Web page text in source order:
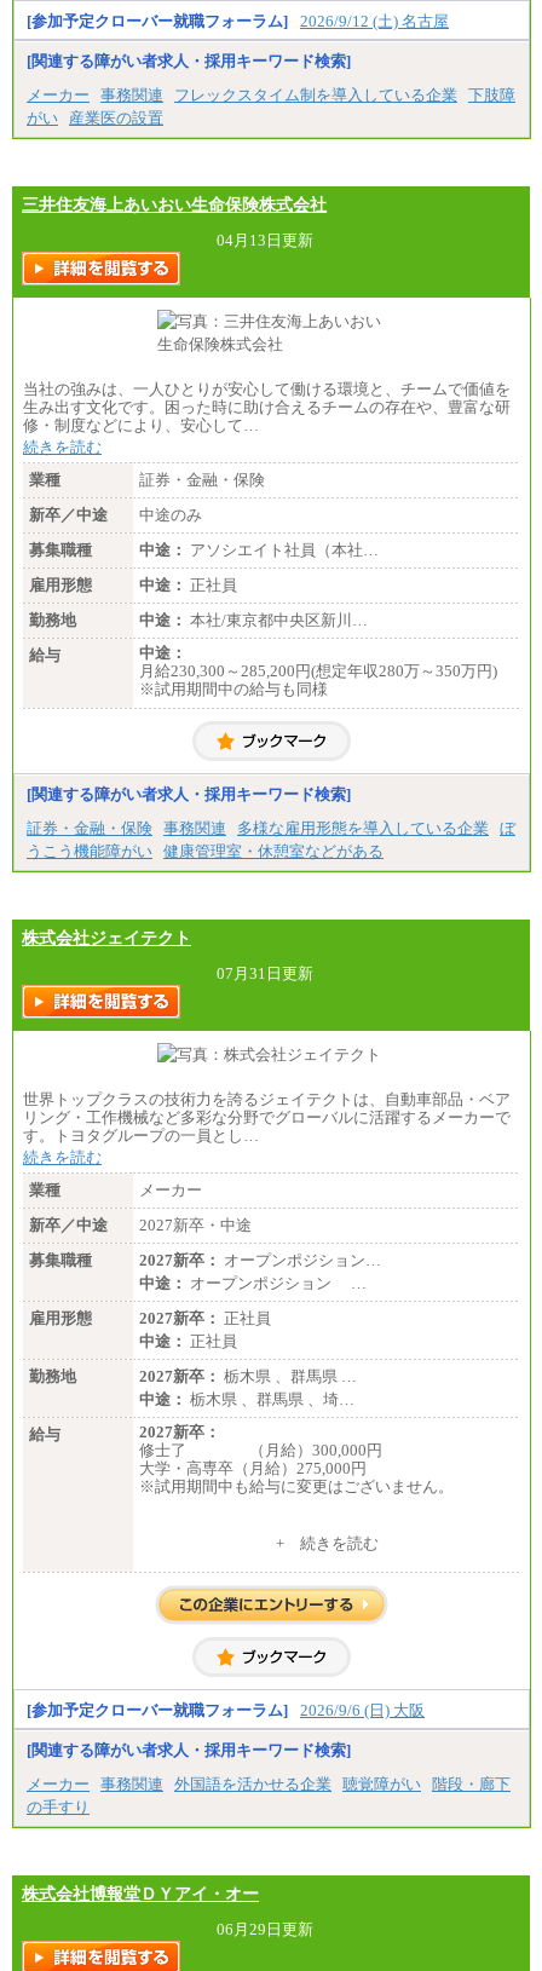
うえ当社規程に基づき決定いたします。
中途：
（1）月給 246,660円
（2）時間給 1,500円/月給モデル\337,000～
[参加予定クローバー就職フォーラム] 2026/9/12 (土) 名古屋
[関連する障がい者求人・採用キーワード検索]
メーカー
事務関連 フレックスタイム制を導入している企業
下肢障
がい
産業医の設置
三井住友海上あいおい生命保険株式会社
04月13日更新
当社の強みは、一人ひとりが安心して働ける環境と、チームで価値を
生み出す文化です。困った時に助け合えるチームの存在や、豊富な研
修・制度などにより、安心して…
続きを読む
業種
証券・金融・保険
新卒／中途
中途のみ
募集職種
中途： アソシエイト社員（本社…
雇用形態
中途： 正社員
勤務地
中途： 本社/東京都中央区新川…
給与
中途：
月給230,300～285,200円(想定年収280万～350万円)
※試用期間中の給与も同様
[関連する障がい者求人・採用キーワード検索]
証券・金融・保険 事務関連 多様な雇用形態を導入している企業
ぼ
うこう機能障がい 健康管理室・休憩室などがある
株式会社ジェイテクト
07月31日更新
世界トップクラスの技術力を誇るジェイテクトは、自動車部品・ベア
リング・工作機械など多彩な分野でグローバルに活躍するメーカーで
す。トヨタグループの一員とし…
続きを読む
業種
メーカー
新卒／中途
2027新卒・中途
募集職種
2027新卒： オープンポジション…
中途： オープンポジション …
雇用形態
2027新卒： 正社員
中途： 正社員
勤務地
2027新卒： 栃木県 、群馬県 …
中途： 栃木県 、群馬県 、埼…
給与
2027新卒：
修士了 （月給）300,000円
大学・高専卒（月給）275,000円
※試用期間中も給与に変更はございません。
大学・高専卒（月給）275,000円
※試用期間中も給与に変更はございません。
+ 続きを読む
[参加予定クローバー就職フォーラム] 2026/9/6 (日) 大阪
[関連する障がい者求人・採用キーワード検索]
メーカー
事務関連 外国語を活かせる企業 聴覚障がい 階段・廊下
の手すり
株式会社博報堂ＤＹアイ・オー
06月29日更新